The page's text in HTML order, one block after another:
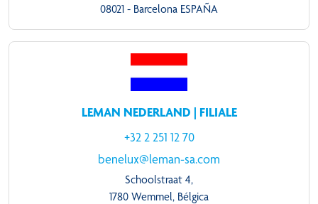
08021 - Barcelona ESPAÑA
LEMAN NEDERLAND | FILIALE
+32 2 251 12 70
benelux@leman-sa.com
Schoolstraat 4,
1780 Wemmel, Bélgica